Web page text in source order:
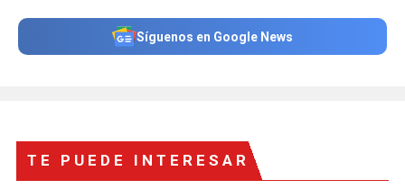
Síguenos en Google News
TE PUEDE INTERESAR